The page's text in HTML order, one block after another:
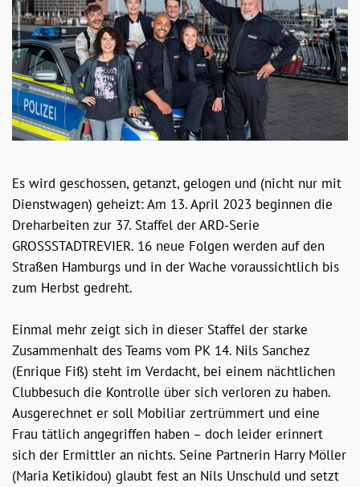
Es wird geschossen, getanzt, gelogen und (nicht nur mit
Dienstwagen) geheizt: Am 13. April 2023 beginnen die
Dreharbeiten zur 37. Staffel der ARD-Serie
GROSSSTADTREVIER. 16 neue Folgen werden auf den
Straßen Hamburgs und in der Wache voraussichtlich bis
zum Herbst gedreht.
Einmal mehr zeigt sich in dieser Staffel der starke
Zusammenhalt des Teams vom PK 14. Nils Sanchez
(Enrique Fiß) steht im Verdacht, bei einem nächtlichen
Clubbesuch die Kontrolle über sich verloren zu haben.
Ausgerechnet er soll Mobiliar zertrümmert und eine
Frau tätlich angegriffen haben – doch leider erinnert
sich der Ermittler an nichts. Seine Partnerin Harry Möller
(Maria Ketikidou) glaubt fest an Nils Unschuld und setzt